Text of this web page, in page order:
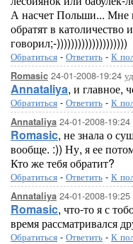
А насчет Польши... Мне
обратят в
говорил;-))))))))))))))))))))
Обратиться - Ответить - К
Romasic 24-01-2008-19:24
Annataliya, и главное,
Обратиться - Ответить - К
Annataliya 24-01-2008-19:24
Romasic, не знала о
вообще. :)) Ну, я ее
Кто же тебя обратит?
Обратиться - Ответить - К
Annataliya 24-01-2008-19:25
Romasic, что-то я с
время рассматривался
Обратиться - Ответить - К